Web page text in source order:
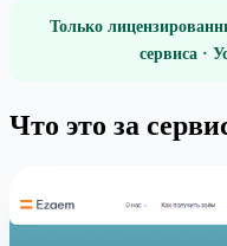
Только
сервиса ·
Что это за